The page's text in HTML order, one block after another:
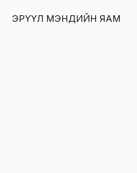
ЭРҮҮЛ МЭНДИЙН ЯАМ